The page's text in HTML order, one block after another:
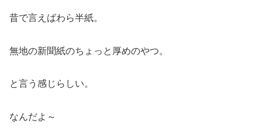
昔で言えばわら半紙。
無地の新聞紙のちょっと厚めのやつ。
と言う感じらしい。
なんだよ～